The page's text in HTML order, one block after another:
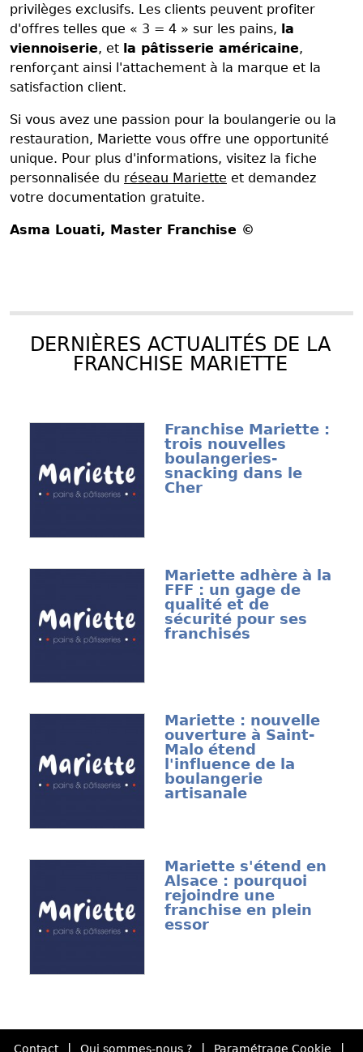
privilèges exclusifs. Les clients peuvent profiter
d'offres telles que « 3 = 4 » sur les pains, la
viennoiserie, et la pâtisserie américaine,
renforçant ainsi l'attachement à la marque et la
satisfaction client.
Si vous avez une passion pour la boulangerie ou la
restauration, Mariette vous offre une opportunité
unique. Pour plus d'informations, visitez la fiche
personnalisée du réseau Mariette et demandez
votre documentation gratuite.
Asma Louati, Master Franchise ©
DERNIÈRES ACTUALITÉS DE LA
FRANCHISE MARIETTE
Franchise Mariette :
trois nouvelles
boulangeries-
snacking dans le
Cher
Mariette adhère à la
FFF : un gage de
qualité et de
sécurité pour ses
franchisés
Mariette : nouvelle
ouverture à Saint-
Malo étend
l'influence de la
boulangerie
artisanale
Mariette s'étend en
Alsace : pourquoi
rejoindre une
franchise en plein
essor
Contact | Qui sommes-nous ? | Paramétrage Cookie |